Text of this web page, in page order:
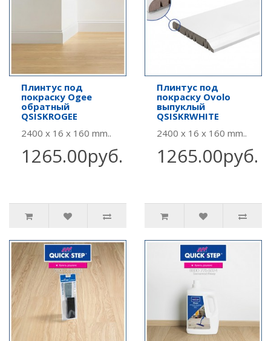
Плинтус под
покраску Ogee
обратный
QSISKROGEE
2400 x 16 x 160 mm..
1265.00руб.
Плинтус под
покраску Ovolo
выпуклый
QSISKRWHITE
2400 x 16 x 160 mm..
1265.00руб.